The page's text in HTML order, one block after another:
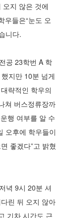
지 않은 것에
우들은“눈도 오
니다.
공 23학번 A 학
지만 10분 넘게
략적인 학우의
쳐 버스정류장까
행 여부를 알 수
오후에 학우들이
좋겠다”고 밝혔
녁 9시 20분 셔
린 뒤 오지 않아
기차 시간도 근